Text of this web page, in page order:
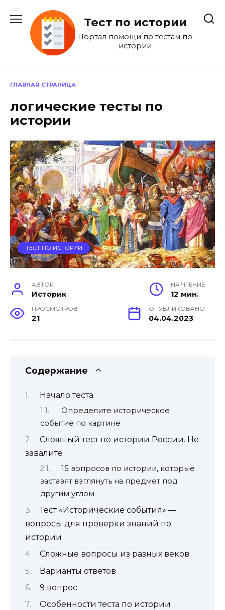
содержанию
Тест по истории
Портал помощи по тестам по
истории
ГЛАВНАЯ СТРАНИЦА
логические тесты по
истории
ТЕСТ ПО ИСТОРИИ
АВТОР
Историк
НА ЧТЕНИЕ
12 мин.
ПРОСМОТРОВ
21
ОПУБЛИКОВАНО
04.04.2023
Содержание
Начало теста
Определите историческое
событие по картине
Сложный тест по истории России. Не
завалите
15 вопросов по истории, которые
заставят взглянуть на предмет под
другим углом
Тест «Исторические события» —
вопросы для проверки знаний по
истории
Сложные вопросы из разных веков
Варианты ответов
9 вопрос
Особенности теста по истории